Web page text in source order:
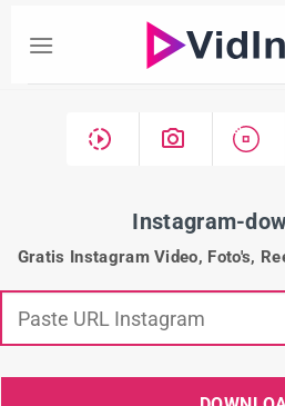
Instagram-
Gratis Instagram Video, Foto's,